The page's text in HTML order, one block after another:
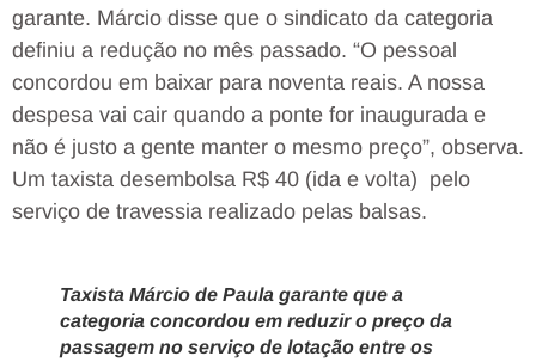
garante. Márcio disse que o sindicato da categoria
definiu a redução no mês passado. “O pessoal
concordou em baixar para noventa reais. A nossa
despesa vai cair quando a ponte for inaugurada e
não é justo a gente manter o mesmo preço”, observa.
Um taxista desembolsa R$ 40 (ida e volta) pelo
serviço de travessia realizado pelas balsas.
Taxista Márcio de Paula garante que a
categoria concordou em reduzir o preço da
passagem no serviço de lotação entre os